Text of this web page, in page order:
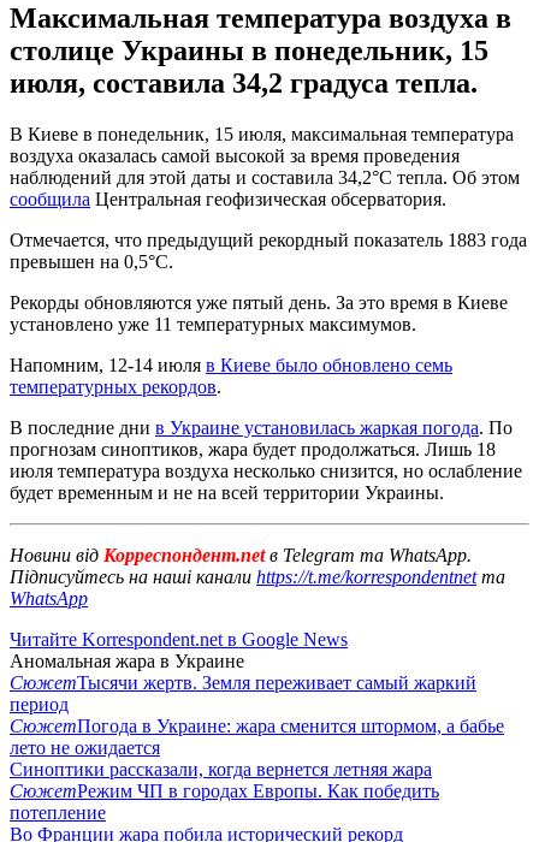
Максимальная температура воздуха в
столице Украины в понедельник, 15
июля, составила 34,2 градуса тепла.
В Киеве в понедельник, 15 июля, максимальная температура
воздуха оказалась самой высокой за время проведения
наблюдений для этой даты и составила 34,2°C тепла. Об этом
сообщила Центральная геофизическая обсерватория.
Отмечается, что предыдущий рекордный показатель 1883 года
превышен на 0,5°C.
Рекорды обновляются уже пятый день. За это время в Киеве
установлено уже 11 температурных максимумов.
Напомним, 12-14 июля в Киеве было обновлено семь
температурных рекордов.
В последние дни в Украине установилась жаркая погода. По
прогнозам синоптиков, жара будет продолжаться. Лишь 18
июля температура воздуха несколько снизится, но ослабление
будет временным и не на всей территории Украины.
Новини від Корреспондент.netв Telegram та WhatsApp.
Підписуйтесь на наші канали https://t.me/korrespondentnetта
WhatsApp
Читайте Korrespondent.net в Google News
Аномальная жара в Украине
СюжетТысячи жертв. Земля переживает самый жаркий
период
СюжетПогода в Украине: жара сменится штормом, а бабье
лето не ожидается
Синоптики рассказали, когда вернется летняя жара
СюжетРежим ЧП в городах Европы. Как победить
потепление
Во Франции жара побила исторический рекорд